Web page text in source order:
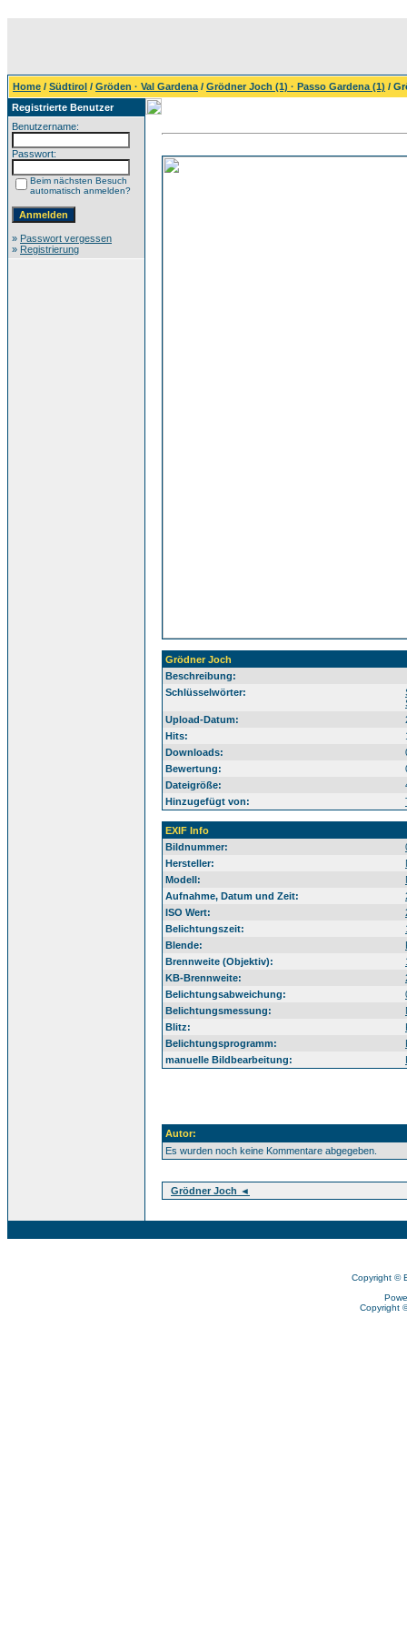
Home / Südtirol / Gröden · Val Gardena / Grödner Joch (1) · Passo Gardena (1) /
Registrierte Benutzer
Benutzername:
Passwort:
Beim nächsten Besuch
automatisch anmelden?
» Passwort vergessen
» Registrierung
Grödner Joch
Beschreibung:
Schlüsselwörter:
Upload-Datum:
Hits:
Downloads:
Bewertung:
Dateigröße:
Hinzugefügt von:
EXIF Info
Bildnummer:
Hersteller:
Modell:
Aufnahme, Datum und Zeit:
ISO Wert:
Belichtungszeit:
Blende:
Brennweite (Objektiv):
KB-Brennweite:
Belichtungsabweichung:
Belichtungsmessung:
Blitz:
Belichtungsprogramm:
manuelle Bildbearbeitung:
Autor:
Es wurden noch keine Kommentare abgegeben.
Grödner Joch ◄
Copyright ©
Copyright